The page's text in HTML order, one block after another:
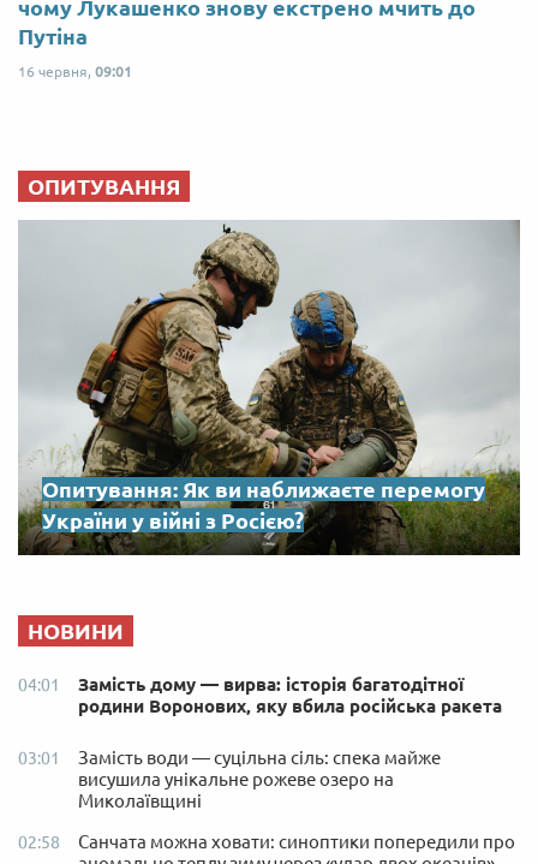
чому Лукашенко знову екстрено мчить до
Путіна
16 червня, 09:01
ОПИТУВАННЯ
Опитування: Як ви наближаєте перемогу
України у війні з Росією?
НОВИНИ
04:01
Замість дому — вирва: історія багатодітної
родини Воронових, яку вбила російська ракета
03:01
Замість води — суцільна сіль: спека майже
висушила унікальне рожеве озеро на
Миколаївщині
02:58
Санчата можна ховати: синоптики попередили про